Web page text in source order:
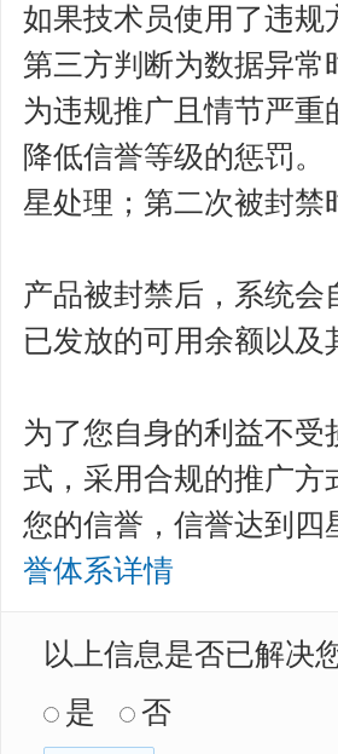
如果技术员使用了违规
第三方判断为数据异
为违规推广且情节严
降低信誉等级的惩罚。
星处理；第二次被封禁
产品被封禁后，系统
已发放的可用余额以
为了您自身的利益不
式，采用合规的推广
您的信誉，信誉达到四
誉体系详情
以上信息是否已解决
是
否